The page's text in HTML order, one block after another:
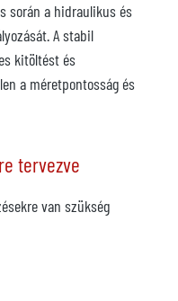
során a hidraulikus és
A stabil
kitöltést és
a méretpontosság és
tervezve
van szükség